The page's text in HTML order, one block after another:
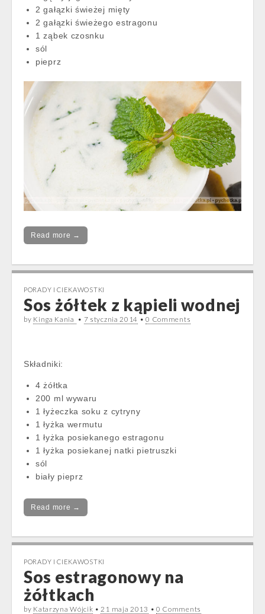
2 gałązki świeżej mięty
2 gałązki świeżego estragonu
1 ząbek czosnku
sól
pieprz
Read more →
PORADY I CIEKAWOSTKI
Sos żółtek z kąpieli wodnej
by Kinga Kania • 7 stycznia 2014 •0 Comments
Składniki:
4 żółtka
200 ml wywaru
1 łyżeczka soku z cytryny
1 łyżka wermutu
1 łyżka posiekanego estragonu
1 łyżka posiekanej natki pietruszki
sól
biały pieprz
Read more →
PORADY I CIEKAWOSTKI
Sos estragonowy na
żółtkach
by Katarzyna Wójcik • 21 maja 2013 • 0 Comments